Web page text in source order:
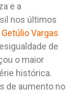
e a
nos últimos
Vargas
de
o maior
histórica.
de aumento no